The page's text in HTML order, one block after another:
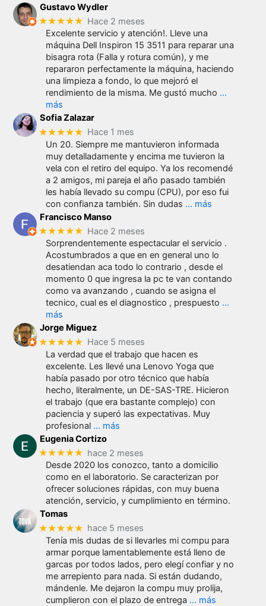
Gustavo Wydler
★★★★★ Hace 2 meses
Excelente servicio y atención!. Lleve una
máquina Dell Inspiron 15 3511 para reparar una
bisagra rota (Falla y rotura común), y me
repararon perfectamente la máquina, haciendo
una limpieza a fondo, lo que mejoró el
rendimiento de la misma. Me gustó mucho …
más
Sofia Zalazar
★★★★★ Hace 1 mes
Un 20. Siempre me mantuvieron informada
muy detalladamente y encima me tuvieron la
vela con el retiro del equipo. Ya los recomendé
a 2 amigos, mi pareja el año pasado también
les había llevado su compu (CPU), por eso fui
con confianza también. Sin dudas … más
Francisco Manso
★★★★★ Hace 2 meses
Sorprendentemente espectacular el servicio .
Acostumbrados a que en en general uno lo
desatiendan aca todo lo contrario , desde el
momento 0 que ingresa la pc te van contando
como va avanzando , cuando se asigna el
tecnico, cual es el diagnostico , prespuesto …
más
Jorge Miguez
★★★★★ Hace 5 meses
La verdad que el trabajo que hacen es
excelente. Les llevé una Lenovo Yoga que
había pasado por otro técnico que había
hecho, literalmente, un DE-SAS-TRE. Hicieron
el trabajo (que era bastante complejo) con
paciencia y superó las expectativas. Muy
profesional … más
Eugenia Cortizo
★★★★★ hace 2 meses
Desde 2020 los conozco, tanto a domicilio
como en el laboratorio. Se caracterizan por
ofrecer soluciones rápidas, con muy buena
atención, servicio, y cumplimiento en término.
Tomas
★★★★★ hace 5 meses
Tenía mis dudas de si llevarles mi compu para
armar porque lamentablemente está lleno de
garcas por todos lados, pero elegí confiar y no
me arrepiento para nada. Si están dudando,
mándenle. Me dejaron la compu muy prolija,
cumplieron con el plazo de entrega … más